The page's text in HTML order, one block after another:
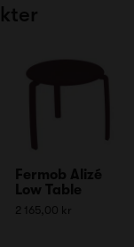
Fermob Alizé
Low Table
2 165,00 kr